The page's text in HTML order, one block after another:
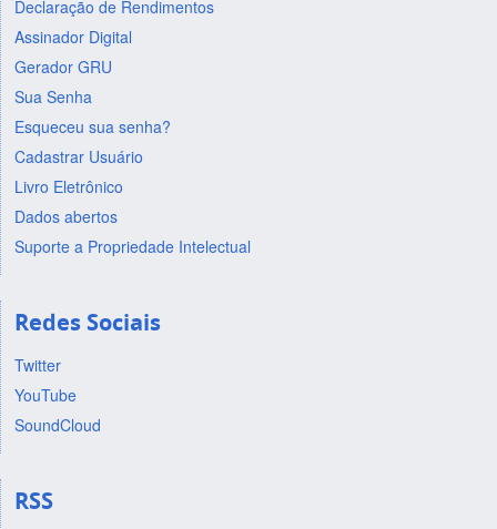
Declaração de Rendimentos
Assinador Digital
Gerador GRU
Sua Senha
Esqueceu sua senha?
Cadastrar Usuário
Livro Eletrônico
Dados abertos
Suporte a Propriedade Intelectual
Redes Sociais
Twitter
YouTube
SoundCloud
RSS